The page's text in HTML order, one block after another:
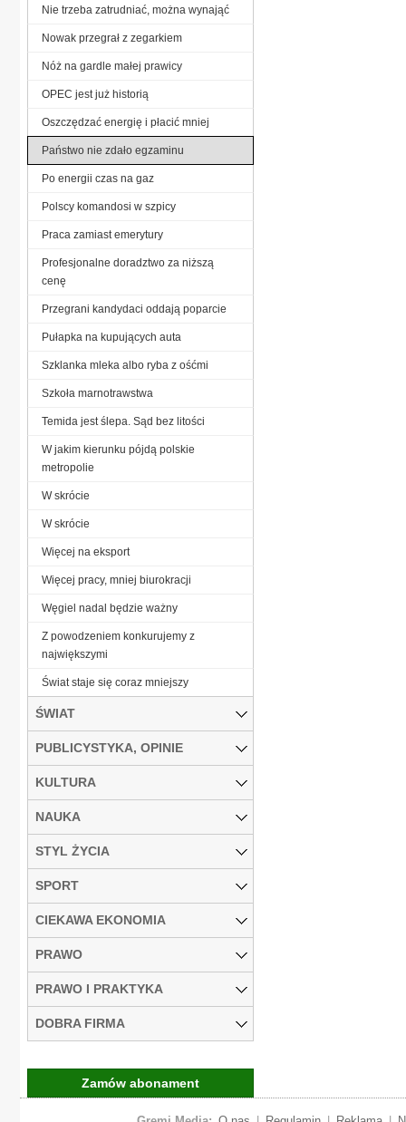
Nie trzeba zatrudniać, można wynająć
Nowak przegrał z zegarkiem
Nóż na gardle małej prawicy
OPEC jest już historią
Oszczędzać energię i płacić mniej
Państwo nie zdało egzaminu
Po energii czas na gaz
Polscy komandosi w szpicy
Praca zamiast emerytury
Profesjonalne doradztwo za niższą
cenę
Przegrani kandydaci oddają poparcie
Pułapka na kupujących auta
Szklanka mleka albo ryba z ośćmi
Szkoła marnotrawstwa
Temida jest ślepa. Sąd bez litości
W jakim kierunku pójdą polskie
metropolie
W skrócie
W skrócie
Więcej na eksport
Więcej pracy, mniej biurokracji
Węgiel nadal będzie ważny
Z powodzeniem konkurujemy z
największymi
Świat staje się coraz mniejszy
ŚWIAT
PUBLICYSTYKA, OPINIE
KULTURA
NAUKA
STYL ŻYCIA
SPORT
CIEKAWA EKONOMIA
PRAWO
PRAWO I PRAKTYKA
DOBRA FIRMA
Zamów abonament